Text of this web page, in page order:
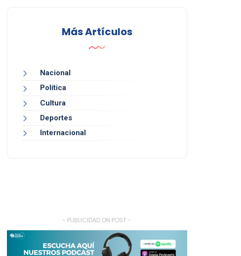
Más Artículos
Nacional
Política
Cultura
Deportes
Internacional
- PUBLICIDAD ON POST -